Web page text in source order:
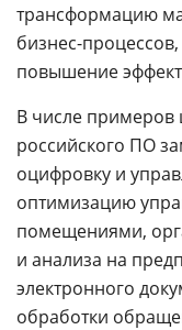
трансформацию
бизнес-
повышение
В числе примеров
российского ПО
оцифровку и
оптимизацию
помещениями,
и анализа на
электронного
обработки